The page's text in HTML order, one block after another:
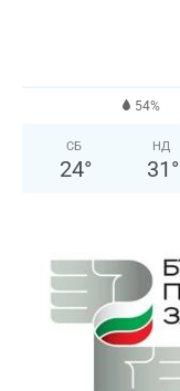
54%
СБ
24°
НД
31 °